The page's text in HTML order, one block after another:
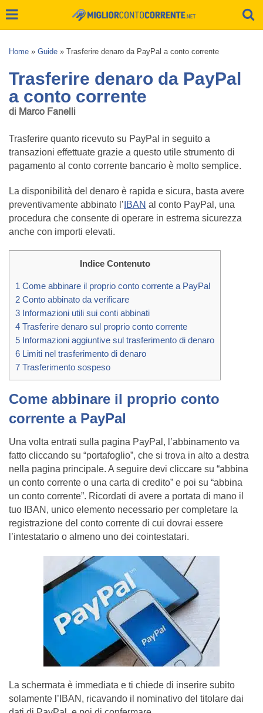
Home » Guide » Trasferire denaro da PayPal a conto corrente
Trasferire denaro da PayPal
a conto corrente
di Marco Fanelli
Trasferire quanto ricevuto su PayPal in seguito a
transazioni effettuate grazie a questo utile strumento di
pagamento al conto corrente bancario è molto semplice.
La disponibilità del denaro è rapida e sicura, basta avere
preventivamente abbinato l’ IBAN al conto PayPal, una
procedura che consente di operare in estrema sicurezza
anche con importi elevati.
Indice Contenuto
1 Come abbinare il proprio conto corrente a PayPal
2 Conto abbinato da verificare
3 Informazioni utili sui conti abbinati
4 Trasferire denaro sul proprio conto corrente
5 Informazioni aggiuntive sul trasferimento di denaro
6 Limiti nel trasferimento di denaro
7 Trasferimento sospeso
Come abbinare il proprio conto
corrente a PayPal
Una volta entrati sulla pagina PayPal, l’abbinamento va
fatto cliccando su “portafoglio”, che si trova in alto a destra
nella pagina principale. A seguire devi cliccare su “abbina
un conto corrente o una carta di credito” e poi su “abbina
un conto corrente”. Ricordati di avere a portata di mano il
tuo IBAN, unico elemento necessario per completare la
registrazione del conto corrente di cui dovrai essere
l’intestatario o almeno uno dei cointestatari.
La schermata è immediata e ti chiede di inserire subito
solamente l’IBAN, ricavando il nominativo del titolare dai